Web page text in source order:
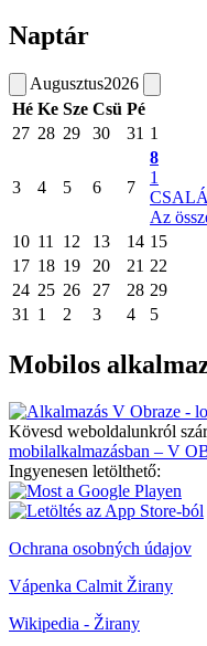
Naptár
Augusztus2026
Hé Ke Sze Csü Pé
27 28 29 30 31 1
3 4 5 6 7
8
1
Az
10 11 12 13 14 15
17 18 19 20 21 22
24 25 26 27 28 29
31
1 2 3 4 5
Mobilos
Kövesd weboldalunkról
mobilalkalmazásban – V
Ingyenesen letölthető:
Ochrana osobných údajov
Vápenka Calmit Žirany
Wikipedia - Žirany